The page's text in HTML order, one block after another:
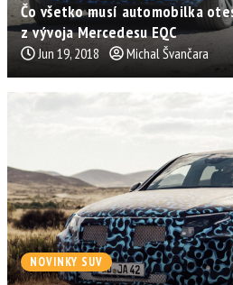
Čo všetko musí automobilka
z vývoja Mercedesu EQC
Jun 19, 2018 Michal Švančara
NOVINKY SUV